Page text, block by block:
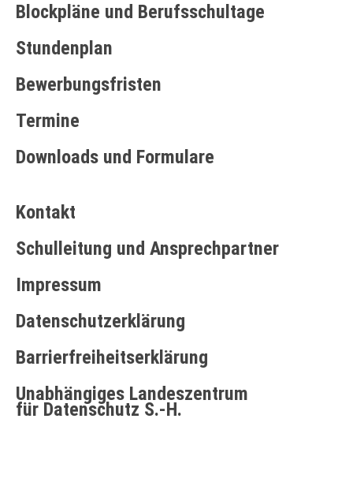
Blockpläne und Berufsschultage
Stundenplan
Bewerbungsfristen
Termine
Downloads und Formulare
Kontakt
Schulleitung und Ansprechpartner
Impressum
Datenschutzerklärung
Barrierfreiheitserklärung
Unabhängiges Landeszentrum
für Datenschutz S.-H.